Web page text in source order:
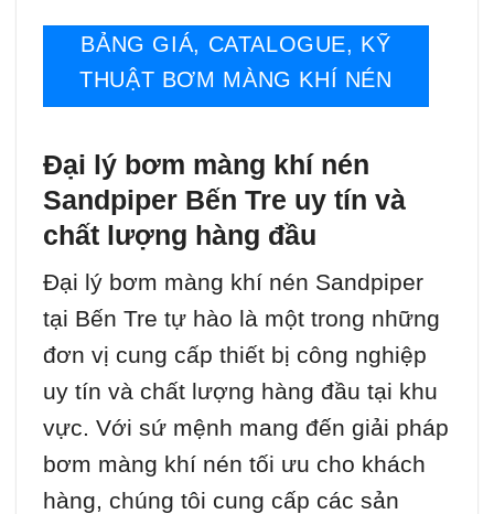
BẢNG GIÁ, CATALOGUE, KỸ
THUẬT BƠM MÀNG KHÍ NÉN
Đại lý bơm màng khí nén
Sandpiper Bến Tre uy tín và
chất lượng hàng đầu
Đại lý bơm màng khí nén Sandpiper
tại Bến Tre tự hào là một trong những
đơn vị cung cấp thiết bị công nghiệp
uy tín và chất lượng hàng đầu tại khu
vực. Với sứ mệnh mang đến giải pháp
bơm màng khí nén tối ưu cho khách
hàng, chúng tôi cung cấp các sản